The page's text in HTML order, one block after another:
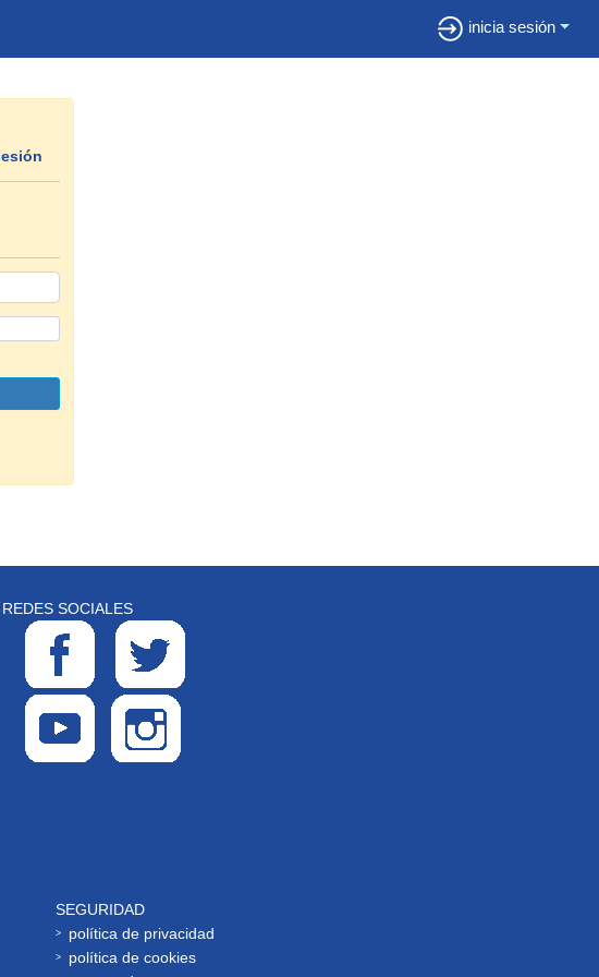
inicia sesión
REDES SOCIALES
SEGURIDAD
política de privacidad
política de cookies